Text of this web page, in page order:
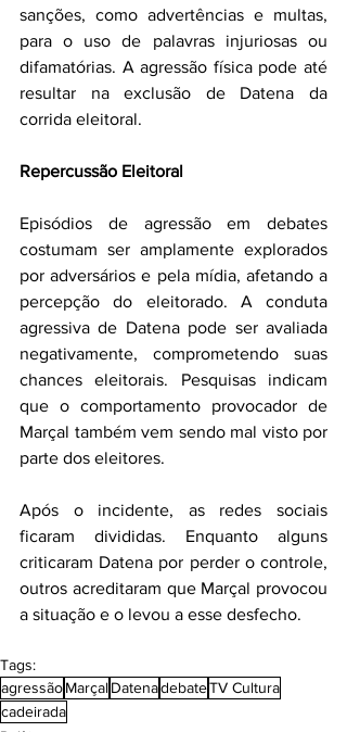
sanções, como advertências e multas,
para o uso de palavras injuriosas ou
difamatórias. A agressão física pode até
resultar na exclusão de Datena da
corrida eleitoral.
Repercussão Eleitoral
Episódios de agressão em debates
costumam ser amplamente explorados
por adversários e pela mídia, afetando a
percepção do eleitorado. A conduta
agressiva de Datena pode ser avaliada
negativamente, comprometendo suas
chances eleitorais. Pesquisas indicam
que o comportamento provocador de
Marçal também vem sendo mal visto por
parte dos eleitores.
Após o incidente, as redes sociais
ficaram divididas. Enquanto alguns
criticaram Datena por perder o controle,
outros acreditaram que Marçal provocou
a situação e o levou a esse desfecho.
Tags:
agressãoMarçalDatenadebateTV Cultura
cadeirada